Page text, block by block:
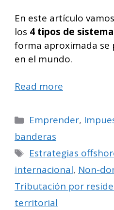
En este artículo
los 4 tipos de
forma aproximada se
en el mundo.
Read more
Categorías
Emprender,
banderas
Etiquetas
Estrategias
internacional, Non-
Tributación por
territorial